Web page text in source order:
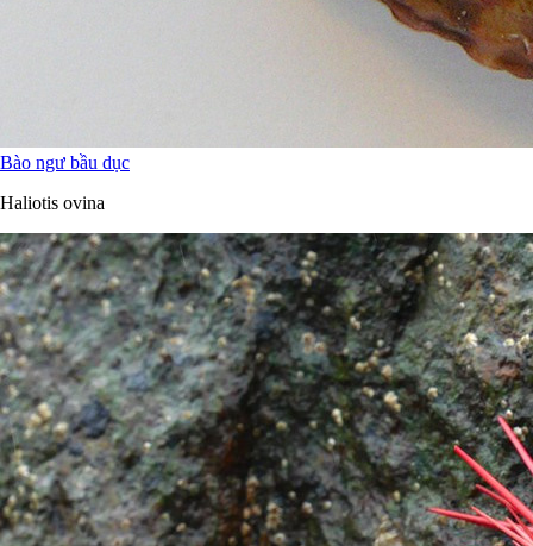
Bào ngư bầu dục
Haliotis ovina